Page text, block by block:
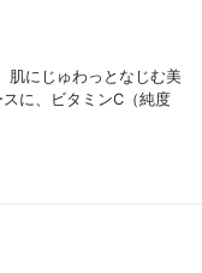
肌にじゅわっとなじむ美
に、ビタミンC（純度